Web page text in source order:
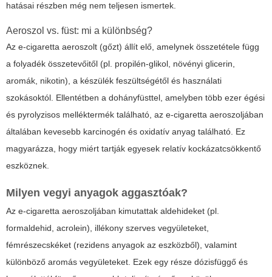
hatásai részben még nem teljesen ismertek.
Aeroszol vs. füst: mi a különbség?
Az e-cigaretta aeroszolt (gőzt) állít elő, amelynek összetétele függ
a folyadék összetevőitől (pl. propilén-glikol, növényi glicerin,
aromák, nikotin), a készülék feszültségétől és használati
szokásoktól. Ellentétben a dohányfüsttel, amelyben több ezer égési
és pyrolyzisos melléktermék található, az e-cigaretta aeroszoljában
általában kevesebb karcinogén és oxidatív anyag található. Ez
magyarázza, hogy miért tartják egyesek relatív kockázatcsökkentő
eszköznek.
Milyen vegyi anyagok aggasztóak?
Az e-cigaretta aeroszoljában kimutattak aldehideket (pl.
formaldehid, acrolein), illékony szerves vegyületeket,
fémrészecskéket (rezidens anyagok az eszközből), valamint
különböző aromás vegyületeket. Ezek egy része dózisfüggő és